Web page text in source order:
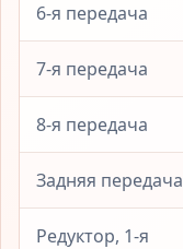
6-я передача
7-я передача
8-я передача
Задняя передача
Редуктор, 1-я